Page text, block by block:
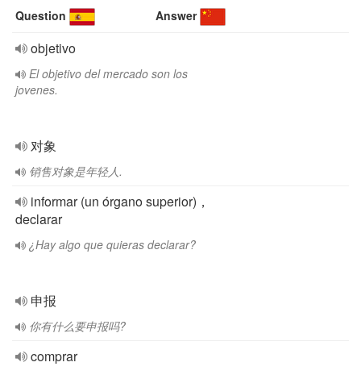
Question Answer
objetivo
El objetivo del mercado son los
jovenes.
对象
销售对象是年轻人.
informar (un órgano superior)，
declarar
¿Hay algo que quieras declarar?
申报
你有什么要申报吗?
comprar